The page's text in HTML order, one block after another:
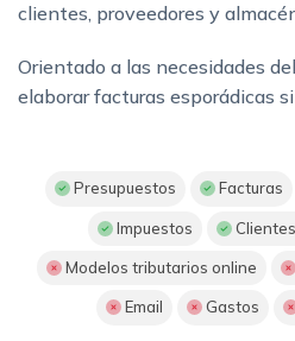
clientes, proveedores y
Orientado a las necesidades
elaborar facturas esporádicas
Presupuestos Facturas
Impuestos
Modelos tributarios online
Email Gastos